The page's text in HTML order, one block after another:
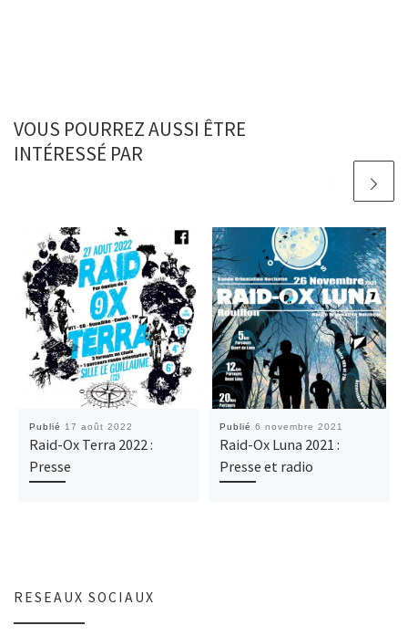
VOUS POURREZ AUSSI ÊTRE
INTÉRESSÉ PAR
Publié 17 août 2022
Raid-Ox Terra 2022 :
Presse
Publié 6 novembre 2021
Raid-Ox Luna 2021 :
Presse et radio
RESEAUX SOCIAUX